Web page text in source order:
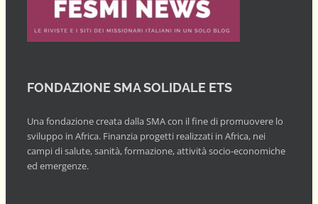
FONDAZIONE SMA SOLIDALE ETS
Una fondazione creata dalla SMA con il fine di promuovere lo
sviluppo in Africa. Finanzia progetti realizzati in Africa, nei
campi di salute, sanità, formazione, attività socio-economiche
ed emergenze.